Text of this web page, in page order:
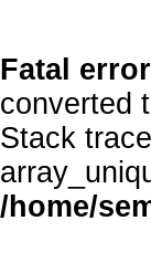
Fatal error
converted
Stack
/home/